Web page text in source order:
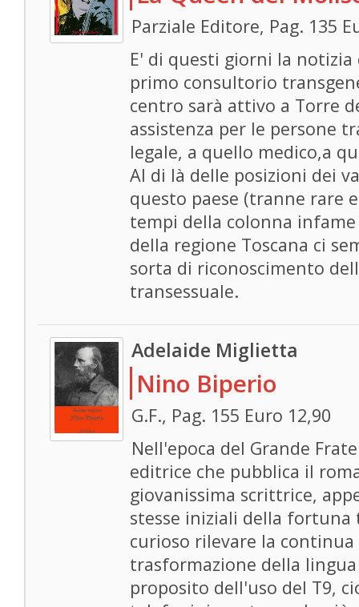
Parziale Editore, Pag. 135
E' di questi giorni la
primo consultorio
centro sarà attivo a Torre
assistenza per le persone
legale, a quello medico,a
Al di là delle posizioni dei
questo paese (tranne rare
tempi della colonna
della regione Toscana ci
sorta di riconoscimento
transessuale.
Adelaide Miglietta
Nino Biperio
G.F., Pag. 155 Euro 12,90
Nell'epoca del Grande
editrice che pubblica il
giovanissima scrittrice,
stesse iniziali della fortuna
curioso rilevare la
trasformazione della
proposito dell'uso del T9,